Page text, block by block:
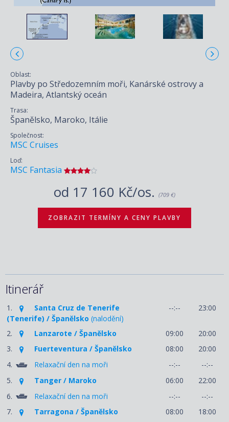
Oblast:
Plavby po Středozemním moři, Kanárské ostrovy a
Madeira, Atlantský oceán
Trasa:
Španělsko, Maroko, Itálie
Společnost:
MSC Cruises
Loď:
MSC Fantasia
od 17 160 Kč/os. (709 €)
ZOBRAZIT TERMÍNY A CENY PLAVBY
Itinerář
1.
Santa Cruz de Tenerife
(Tenerife) / Španělsko (nalodění)
--:-- 23:00
2. Lanzarote / Španělsko 09:00
20:00
3.
Fuerteventura / Španělsko 08:00
20:00
4.
Relaxační den na moři --:--
--:--
5.
Tanger / Maroko 06:00
22:00
6.
Relaxační den na moři --:--
--:--
7.
Tarragona / Španělsko 08:00
18:00